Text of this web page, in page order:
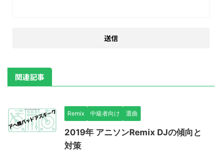
関連記事
Remix 中級者向け 選曲
2019年 アニソンRemix DJの傾向と
対策